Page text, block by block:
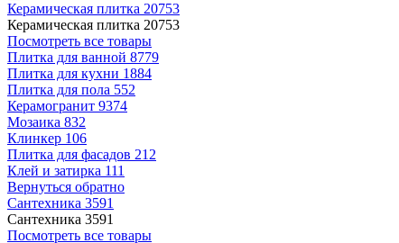
Керамическая плитка 20753
Керамическая плитка 20753
Посмотреть все товары
Плитка для ванной 8779
Плитка для кухни 1884
Плитка для пола 552
Керамогранит 9374
Мозаика 832
Клинкер 106
Плитка для фасадов 212
Клей и затирка 111
Вернуться обратно
Сантехника 3591
Сантехника 3591
Посмотреть все товары